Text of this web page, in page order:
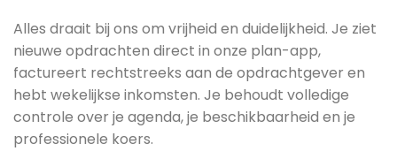
Alles draait bij ons om vrijheid en duidelijkheid. Je ziet
nieuwe opdrachten direct in onze plan-app,
factureert rechtstreeks aan de opdrachtgever en
hebt wekelijkse inkomsten. Je behoudt volledige
controle over je agenda, je beschikbaarheid en je
professionele koers.